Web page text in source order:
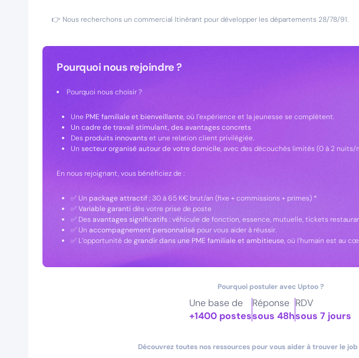
👉 Nous recherchons un commercial Itinérant pour développer les départements 28/78/91.
Pourquoi nous rejoindre ?
Pourquoi nous choisir ?
Une PME familiale et bienveillante, où l’expérience et la jeunesse se complètent.
Un cadre de travail stimulant, des avantages concrets
Desproduits innovantset une relation client privilégiée.
Un secteur organisé autour de votre domicile, avec des découchés limités (0 à 2 nuits/
En nous rejoignant, vous bénéficiez de :
✅ Un package attractif: 30 à 65 K€ brut/an (fixe + commissions + primes) *
✅Variable garanti dès votre prise de poste
✅ Desavantages significatifs: véhicule de fonction, essence, mutuelle, tickets
✅ Un accompagnement personnalisé pour vous aider à réussir.
✅ L’opportunité de grandir dans une PME familiale et ambitieuse, où l’humain est au
Pourquoi postuler avec Uptoo ?
Une base de
+1400 postes
Réponse
sous 48h
RDV
sous 7 jours
Découvrez toutes nos ressources pour vous aider à trouver le